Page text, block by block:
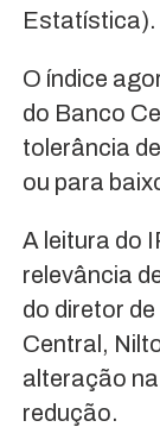
Estatística).
O índice
do Banco
tolerância
ou para
A leitura do
relevância
do diretor
Central,
alteração
redução.